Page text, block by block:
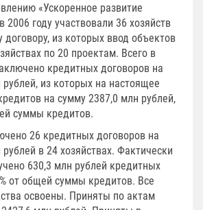
«Ускоренное развитие
2006 году участвовали 36 хозяйств
договору, из которых ввод объектов
по 20 проектам. Всего в
кредитных договоров на
из которых на настоящее
на сумму 2387,0 млн рублей,
суммы кредитов.
26 кредитных договоров на
в 24 хозяйствах. Фактически
630,3 млн рублей кредитных
от общей суммы кредитов. Все
освоены. Приняты по актам